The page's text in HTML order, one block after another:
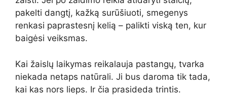
pakelti dangtį, kažką surūšiuoti, smegenys
renkasi paprastesnį kelią – palikti viską ten, kur
baigėsi veiksmas.
Kai žaislų laikymas reikalauja pastangų, tvarka
niekada netaps natūrali. Ji bus daroma tik tada,
kai kas nors lieps. Ir čia prasideda trintis.